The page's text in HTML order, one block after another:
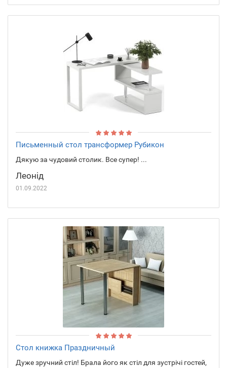
Письменный стол трансформер Рубикон
Дякую за чудовий столик. Все супер! ...
Леонід
01.09.2022
Стол книжка Праздничный
Дуже зручний стіл! Брала його як стіл для зустрічі гостей,